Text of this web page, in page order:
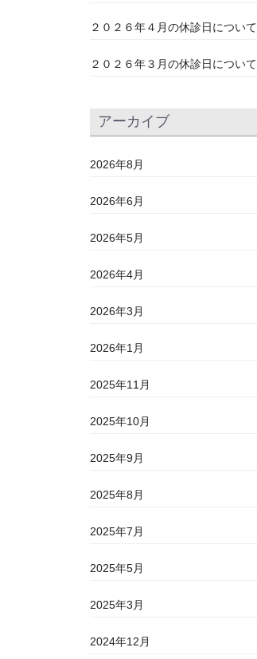
２０２６年４月の休診日について
２０２６年３月の休診日について
アーカイブ
2026年8月
2026年6月
2026年5月
2026年4月
2026年3月
2026年1月
2025年11月
2025年10月
2025年9月
2025年8月
2025年7月
2025年5月
2025年3月
2024年12月